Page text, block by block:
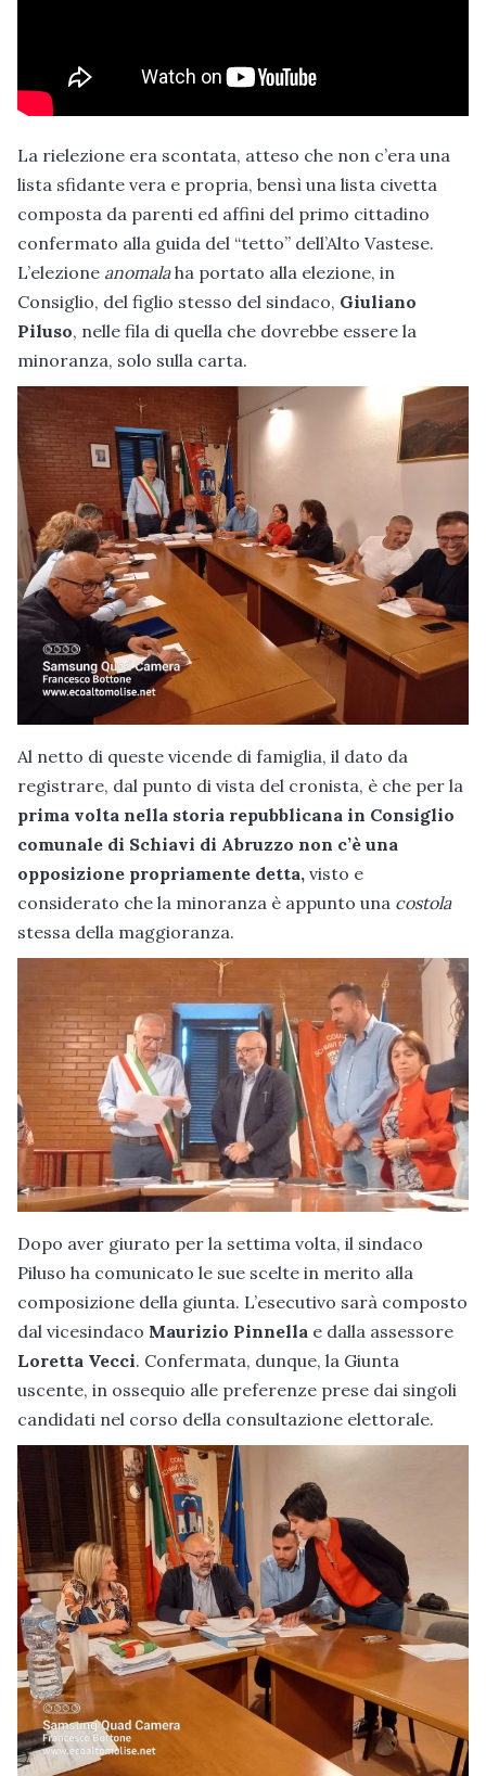
La rielezione era scontata, atteso che non c’era una
lista sfidante vera e propria, bensì una lista civetta
composta da parenti ed affini del primo cittadino
confermato alla guida del “tetto” dell’Alto Vastese.
L’elezione anomalaha portato alla elezione, in
Consiglio, del figlio stesso del sindaco, Giuliano
Piluso, nelle fila di quella che dovrebbe essere la
minoranza, solo sulla carta.
Al netto di queste vicende di famiglia, il dato da
registrare, dal punto di vista del cronista, è che per la
prima volta nella storia repubblicana in Consiglio
comunale di Schiavi di Abruzzo non c’è una
opposizione propriamente detta, visto e
considerato che la minoranza è appunto una costola
stessa della maggioranza.
Dopo aver giurato per la settima volta, il sindaco
Piluso ha comunicato le sue scelte in merito alla
composizione della giunta. L’esecutivo sarà composto
dal vicesindaco Maurizio Pinnella e dalla assessore
Loretta Vecci. Confermata, dunque, la Giunta
uscente, in ossequio alle preferenze prese dai singoli
candidati nel corso della consultazione elettorale.